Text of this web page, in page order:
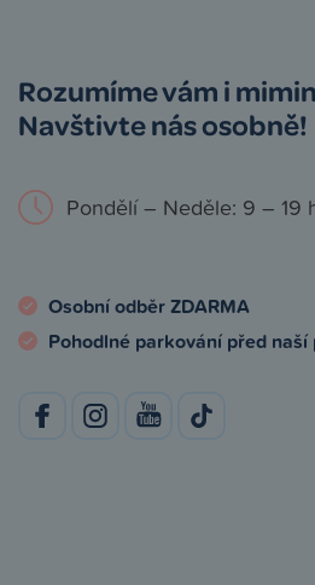
Rozumíme vám i
Navštivte nás osobně!
Pondělí – Neděle: 9 – 19
Osobní odběr ZDARMA
Pohodlné parkování před naší